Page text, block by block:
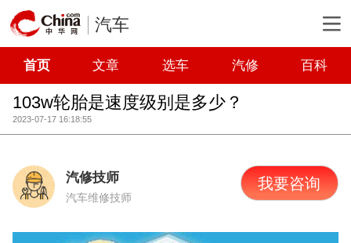
汽车
首页 文章 选车 汽修 百科
103w轮胎是速度级别是多少？
2023-07-17 16:18:55
汽修技师
汽车维修技师
我要咨询